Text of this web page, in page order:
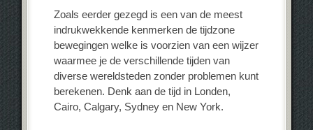
Zoals eerder gezegd is een van de meest
indrukwekkende kenmerken de tijdzone
bewegingen welke is voorzien van een wijzer
waarmee je de verschillende tijden van
diverse wereldsteden zonder problemen kunt
berekenen. Denk aan de tijd in Londen,
Cairo, Calgary, Sydney en New York.